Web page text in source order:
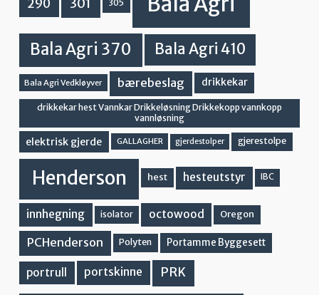
290 301 305
Bala Agri 370 Bala Agri 410
Bala Agri Vedkløyver bærebeslag drikkekar
drikkekar hest Vannkar Drikkeløsning Drikkekopp vannkopp
vannløsning
elektrisk gjerde GALLAGHER gjerdestolper gjerestolpe
Henderson hest hesteutstyr IBC
innhegning isolator octowood Oregon
PCHenderson Polyten Portamme Byggesett
portrull portskinne PRK